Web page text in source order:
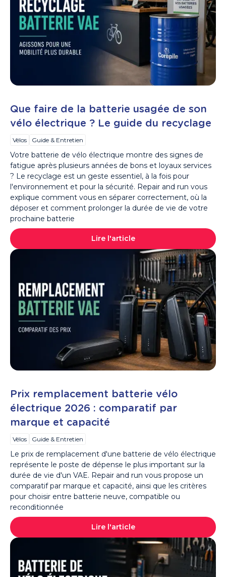
Que faire de la batterie usagée de son
vélo électrique ? Le guide du recyclage
Vélos Guide & Entretien
Votre batterie de vélo électrique montre des signes de
fatigue après plusieurs années de bons et loyaux services
? Le recyclage est un geste essentiel, à la fois pour
l'environnement et pour la sécurité. Repair and run vous
explique comment vous en séparer correctement, où la
déposer et comment prolonger la durée de vie de votre
prochaine batterie
Lire l'article
Prix remplacement batterie vélo
électrique 2026 : comparatif par
marque et capacité
Vélos Guide & Entretien
Le prix de remplacement d'une batterie de vélo électrique
représente le poste de dépense le plus important sur la
durée de vie d'un VAE. Repair and run vous propose un
comparatif par marque et capacité, ainsi que les critères
pour choisir entre batterie neuve, compatible ou
reconditionnée
Lire l'article